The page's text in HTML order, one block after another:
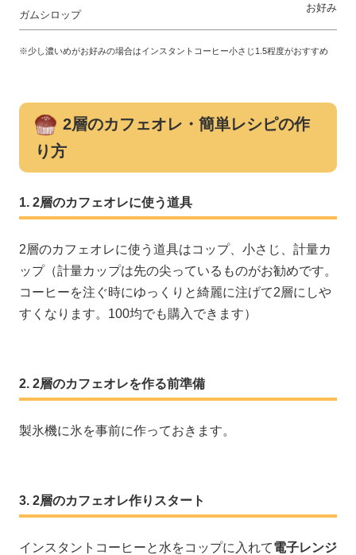
ガムシロップ
お好み
※少し濃いめがお好みの場合はインスタントコーヒー小さじ1.5程度がおすすめ
2層のカフェオレ・簡単レシピの作
り方
2層のカフェオレに使う道具
2層のカフェオレに使う道具はコップ、小さじ、計量カ
ップ（計量カップは先の尖っているものがお勧めです。
コーヒーを注ぐ時にゆっくりと綺麗に注げて2層にしや
すくなります。100均でも購入できます）
2層のカフェオレを作る前準備
製氷機に氷を事前に作っておきます。
2層のカフェオレ作りスタート
インスタントコーヒーと水をコップに入れて電子レンジ